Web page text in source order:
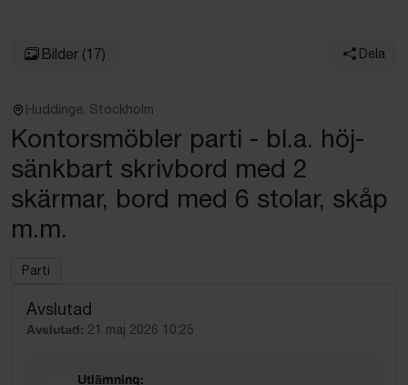
Bilder (17) Dela
Huddinge, Stockholm
Kontorsmöbler parti - bl.a. höj-
sänkbart skrivbord med 2
skärmar, bord med 6 stolar, skåp
m.m.
Parti
Avslutad
Avslutad: 21 maj 2026 10:25
Utlämning: